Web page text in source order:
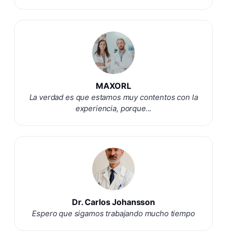
MAXORL
La verdad es que estamos muy contentos con la
experiencia, porque...
Dr. Carlos Johansson
Espero que sigamos trabajando mucho tiempo